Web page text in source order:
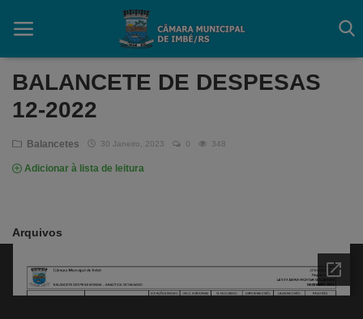
Contato
Acessibilidade
Legislativo
Mapa do Site
BALANCETE DE DESPESAS
12-2022
Balancetes 30 Janeiro, 2023 0 348
Adicionar à lista de leitura
Arquivos